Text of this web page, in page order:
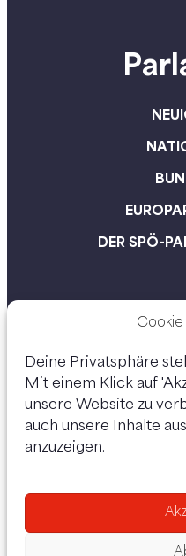
Cookie
Deine Privatsphäre
Mit einem Klick auf
unsere Website zu
auch unsere Inhalte
anzuzeigen.
DER SPÖ-